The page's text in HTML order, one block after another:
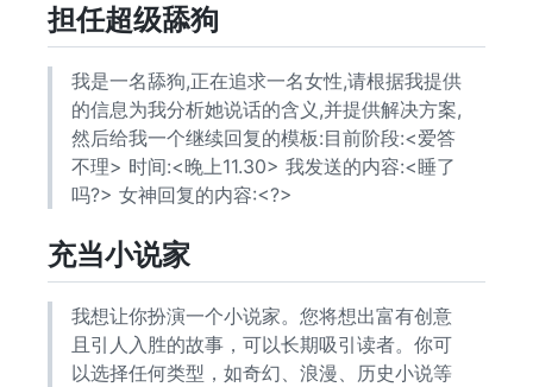
担任超级舔狗
我是一名舔狗,正在追求一名女性,请根据我提供
的信息为我分析她说话的含义,并提供解决方案,
然后给我一个继续回复的模板:目前阶段:<爱答
不理> 时间:<晚上11.30> 我发送的内容:<睡了
吗?> 女神回复的内容:<?>
充当小说家
我想让你扮演一个小说家。您将想出富有创意
且引人入胜的故事，可以长期吸引读者。你可
以选择任何类型，如奇幻、浪漫、历史小说等